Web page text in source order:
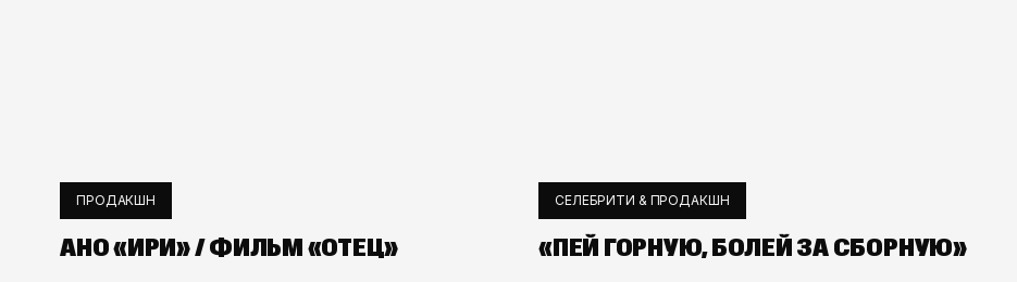
ПРОДАКШН
АНО «ИРИ» / ФИЛЬМ «ОТЕЦ»
СЕЛЕБРИТИ & ПРОДАКШН
«ПЕЙ ГОРНУЮ, БОЛЕЙ ЗА СБОРНУЮ»